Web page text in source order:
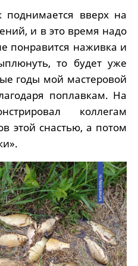
вверх на
и в это время надо
понравится наживка и
то будет уже
годы мой мастеровой
поплавкам. На
коллегам
этой снастью, а потом